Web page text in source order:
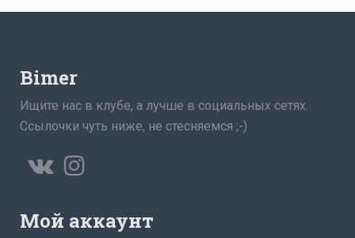
Bimer
Ищите нас в клубе, а лучше в социальных сетях.
Ссылочки чуть ниже, не стесняемся ;-)
Мой аккаунт